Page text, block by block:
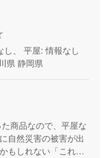
し、 平屋: 情報なし
県 静岡県
商品なので、平屋な
自然災害の被害が出
もしれない「これか